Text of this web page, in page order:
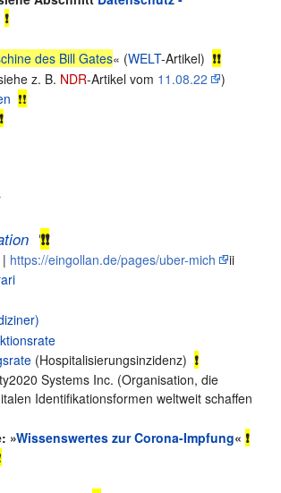
❗
des Bill Gates« (WELT-Artikel) ❗❗
z. B. NDR-Artikel vom 11.08.22
)
❗❗
❗
'❗❗
| https://eingollan.de/pages/uber-mich
ii
(Hospitalisierungsinzidenz) ❗
Systems Inc. (Organisation, die
Identifikationsformen weltweit schaffen
»Wissenswertes zur Corona-Impfung« ❗